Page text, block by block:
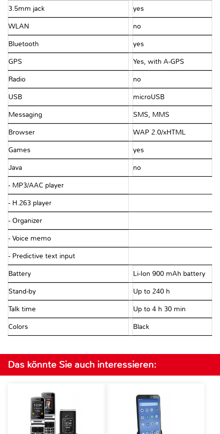
3.5mm jack yes
WLAN no
Bluetooth yes
GPS Yes, with A-GPS
Radio no
USB microUSB
Messaging SMS, MMS
Browser WAP 2.0/xHTML
Games yes
Java no
- MP3/AAC player
- H.263 player
- Organizer
- Voice memo
- Predictive text input
Battery Li-Ion 900 mAh battery
Stand-by Up to 240 h
Talk time Up to 4 h 30 min
Colors Black
Das könnte Sie auch interessieren: